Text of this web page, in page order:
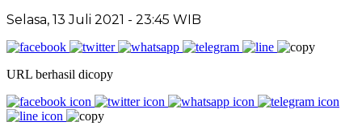
Selasa, 13 Juli 2021 - 23:45 WIB
URL berhasil dicopy